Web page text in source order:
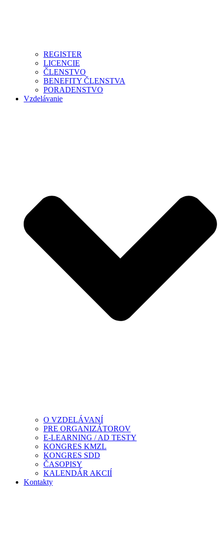
REGISTER
LICENCIE
ČLENSTVO
BENEFITY ČLENSTVA
PORADENSTVO
Vzdelávanie
O VZDELÁVANÍ
PRE ORGANIZÁTOROV
E-LEARNING / AD TESTY
KONGRES KMZL
KONGRES SDD
ČASOPISY
KALENDÁR AKCIÍ
Kontakty